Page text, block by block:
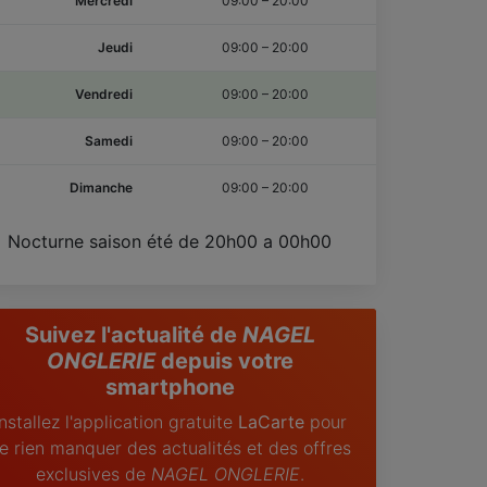
Jeudi 09:00 – 20:00
Vendredi 09:00 – 20:00
Samedi 09:00 – 20:00
Dimanche 09:00 – 20:00
Nocturne saison été de 20h00 a 00h00
Suivez l'actualité de NAGEL
ONGLERIEdepuis votre
smartphone
l'application gratuite LaCartepour
rien manquer des actualités et des offres
exclusives de NAGEL ONGLERIE.